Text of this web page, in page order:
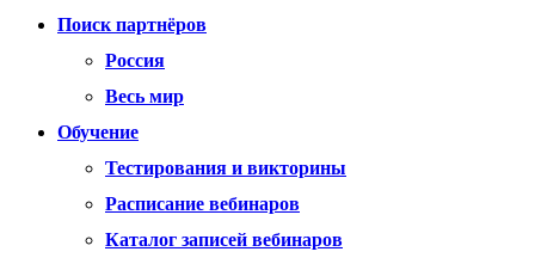
Поиск партнёров
Россия
Весь мир
Обучение
Тестирования и викторины
Расписание вебинаров
Каталог записей вебинаров